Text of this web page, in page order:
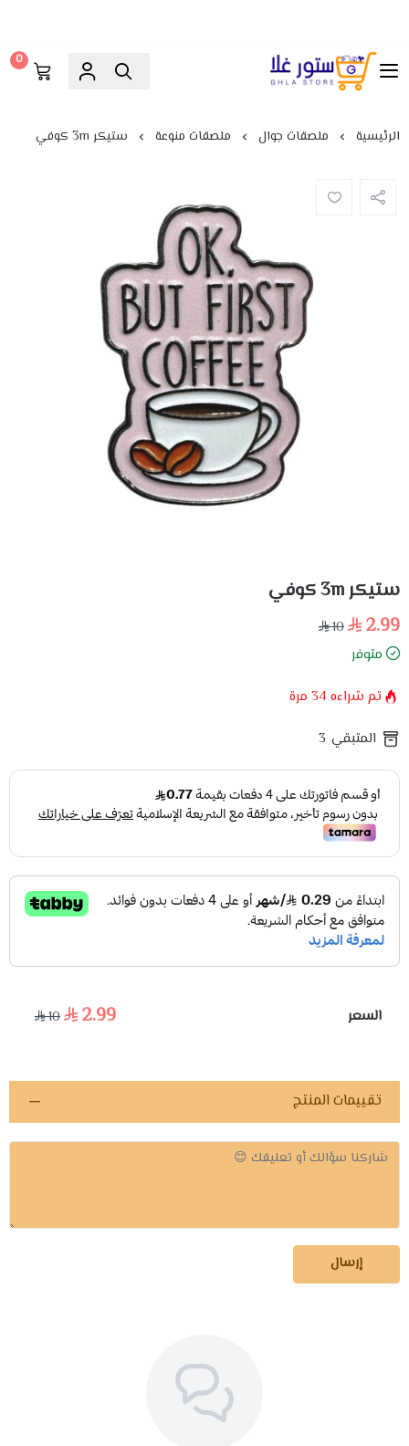
ستور غلا
0
الرئيسية ملصقات جوال ملصقات منوعة ستيكر 3m كوفي
ستيكر 3m كوفي
2.99
10
متوفر
تم شراءه34 مرة
المتبقي 3
السعر 2.99
10
تقييمات المنتج
إرسال